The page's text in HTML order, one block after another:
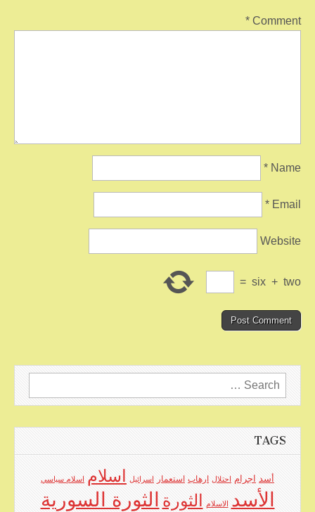
Comment
*
Name
*
Email
*
Website
two
+
six
=
Search
for:
TAGS
أسد اجرام احتلال ارهاب استعمار اسرائيل اسلام اسلام سياسي
الأسد الاسلام الثورة الثورة السورية